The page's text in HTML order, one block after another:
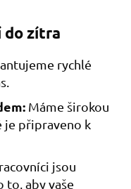
do zítra
rychlé
Máme širokou
je připraveno k
jsou
to, aby vaše